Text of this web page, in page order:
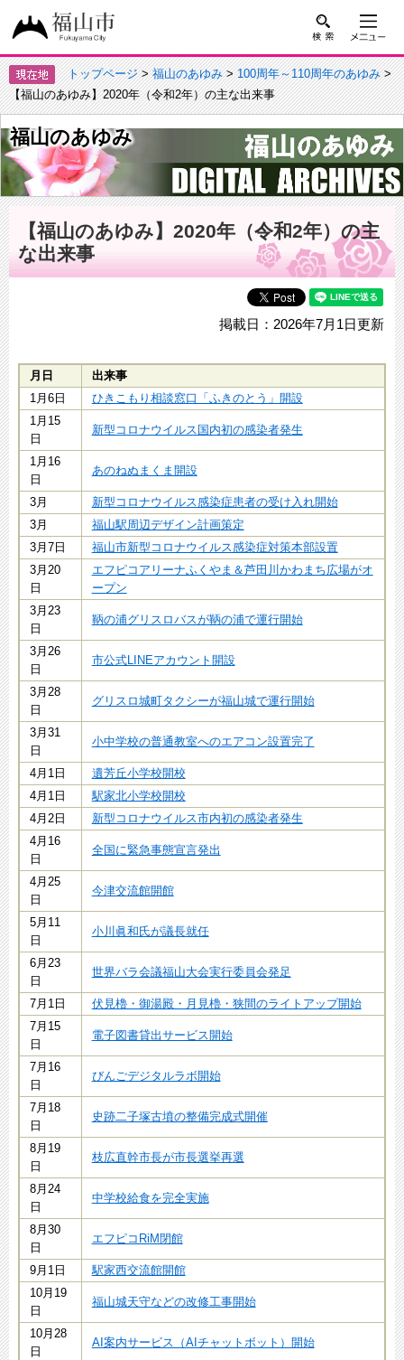
トップページ>福山のあゆみ>100周年～110周年のあゆみ>
【福山のあゆみ】2020年（令和2年）の主な出来事
福山のあゆみ
【福山のあゆみ】2020年（令和2年）の主
な出来事
掲載日：2026年7月1日更新
月日
出来事
1月6日
ひきこもり相談窓口「ふきのとう」開設
1月15
日
新型コロナウイルス国内初の感染者発生
1月16
日
あのねぬまくま開設
3月
新型コロナウイルス感染症患者の受け入れ開始
3月
福山駅周辺デザイン計画策定
3月7日
福山市新型コロナウイルス感染症対策本部設置
3月20
日
エフピコアリーナふくやま＆芦田川かわまち広場がオ
ープン
3月23
日
鞆の浦グリスロバスが鞆の浦で運行開始
3月26
日
市公式LINEアカウント開設
3月28
日
グリスロ城町タクシーが福山城で運行開始
3月31
日
小中学校の普通教室へのエアコン設置完了
4月1日
遺芳丘小学校開校
4月1日
駅家北小学校開校
4月2日
新型コロナウイルス市内初の感染者発生
4月16
日
全国に緊急事態宣言発出
4月25
日
今津交流館開館
5月11
日
小川眞和氏が議長就任
6月23
日
世界バラ会議福山大会実行委員会発足
7月1日
伏見櫓・御湯殿・月見櫓・狭間のライトアップ開始
7月15
日
電子図書貸出サービス開始
7月16
日
びんごデジタルラボ開始
7月18
日
史跡二子塚古墳の整備完成式開催
8月19
日
枝広直幹市長が市長選挙再選
8月24
日
中学校給食を完全実施
8月30
日
エフピコRiM閉館
9月1日
駅家西交流館開館
10月19
日
福山城天守などの改修工事開始
10月28
日
AI案内サービス（AIチャットボット）開始